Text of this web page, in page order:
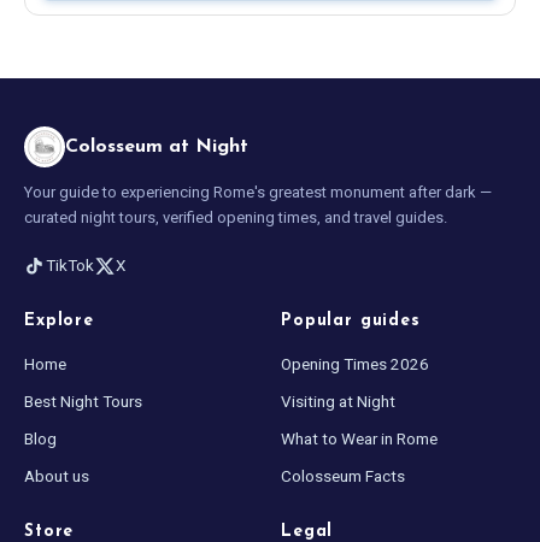
Colosseum at Night
Your guide to experiencing Rome's greatest monument after dark —
curated night tours, verified opening times, and travel guides.
TikTok X
Explore
Home
Best Night Tours
Blog
About us
Popular guides
Opening Times 2026
Visiting at Night
What to Wear in Rome
Colosseum Facts
Store Legal